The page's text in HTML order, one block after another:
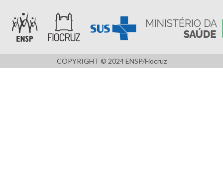
COPYRIGHT © 2024 ENSP/Fiocruz